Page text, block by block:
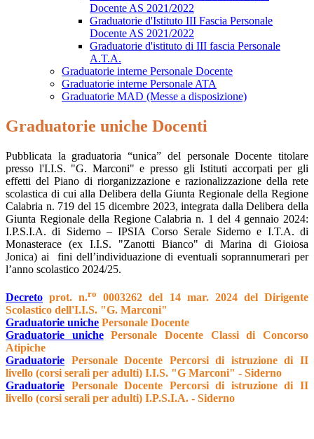
Docente AS 2021/2022
Graduatorie d'Istituto III Fascia Personale
Docente AS 2021/2022
Graduatorie d'istituto di III fascia Personale
A.T.A.
Graduatorie interne Personale Docente
Graduatorie interne Personale ATA
Graduatorie MAD (Messe a disposizione)
Graduatorie uniche Docenti
Pubblicata la graduatoria “unica” del personale Docente titolare
presso l'I.I.S. "G. Marconi" e presso gli Istituti accorpati per gli
effetti del Piano di riorganizzazione e razionalizzazione della rete
scolastica di cui alla Delibera della Giunta Regionale della Regione
Calabria n. 719 del 15 dicembre 2023, integrata dalla Delibera della
Giunta Regionale della Regione Calabria n. 1 del 4 gennaio 2024:
I.P.S.I.A. di Siderno – IPSIA Corso Serale Siderno e I.T.A. di
Monasterace (ex I.I.S. "Zanotti Bianco" di Marina di Gioiosa
Jonica) ai
fini dell’individuazione di eventuali soprannumerari per
l’anno scolastico 2024/25.
Decreto prot. n.ro
0003262 del 14 mar. 2024 del Dirigente
Scolastico dell'I.I.S. "G. Marconi"
Graduatorie uniche Personale Docente
Graduatorie unichePersonale Docente Classi di Concorso
Atipiche
Graduatorie Personale Docente Percorsi di istruzione di II
livello (corsi serali per adulti) I.I.S. "G Marconi" - Siderno
Graduatorie Personale Docente Percorsi di istruzione di II
livello (corsi serali per adulti) I.P.S.I.A. - Siderno